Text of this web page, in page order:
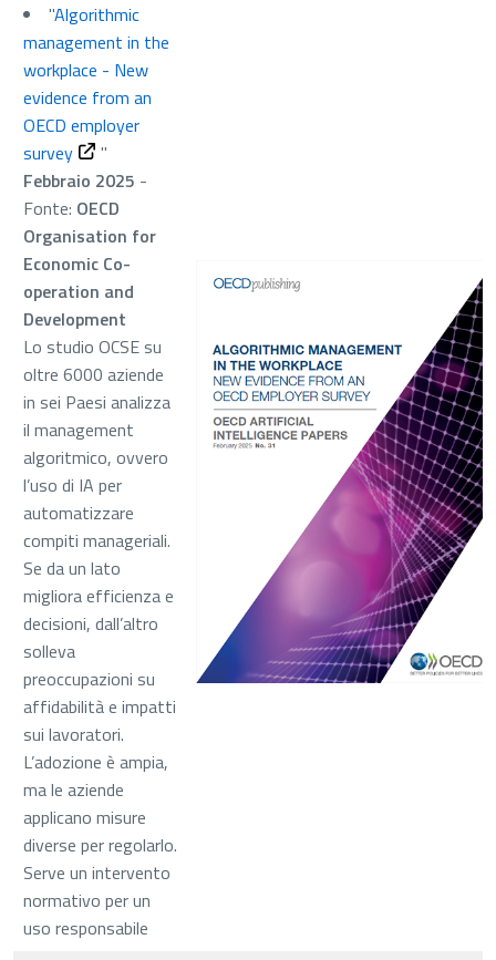
"Algorithmic
management in the
workplace - New
evidence from an
OECD employer
survey
"
Febbraio 2025 -
Fonte: OECD
Organisation for
Economic Co-
operation and
Development
Lo studio OCSE su
oltre 6000 aziende
in sei Paesi analizza
il management
algoritmico, ovvero
l’uso di IA per
automatizzare
compiti manageriali.
Se da un lato
migliora efficienza e
decisioni, dall’altro
solleva
preoccupazioni su
affidabilità e impatti
sui lavoratori.
L’adozione è ampia,
ma le aziende
applicano misure
diverse per regolarlo.
Serve un intervento
normativo per un
uso responsabile